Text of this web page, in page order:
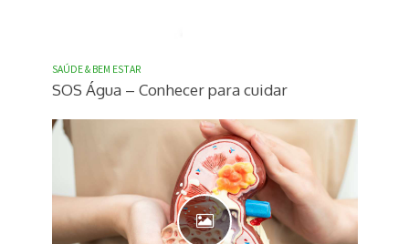
SAÚDE & BEM ESTAR
SOS Água – Conhecer para cuidar